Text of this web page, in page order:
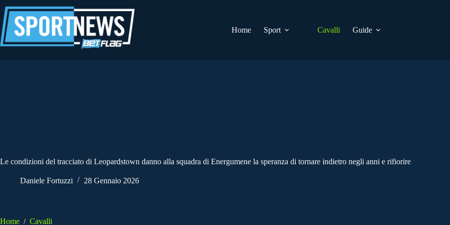
al
contenuto
Home
Sport Cavalli Guide
Le condizioni del tracciato di Leopardstown danno alla squadra di Energumene la speranza di tornare indietro negli anni e rifiorire
Daniele Fortuzzi 28 Gennaio 2026
Home / Cavalli